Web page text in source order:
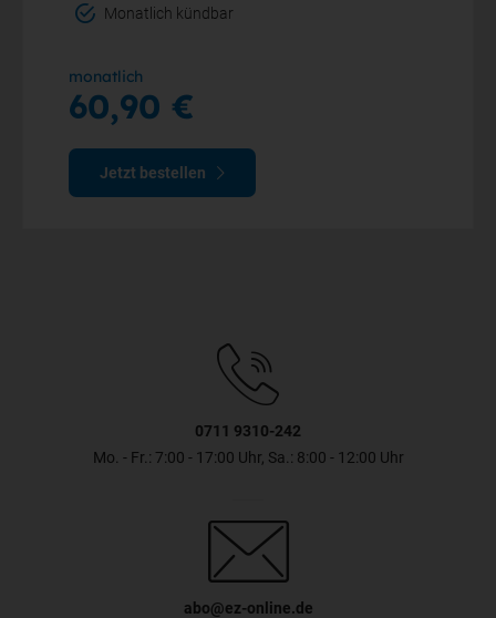
Monatlich kündbar
monatlich
60,90 €
Jetzt bestellen
0711 9310-242
Mo. - Fr.: 7:00 - 17:00 Uhr, Sa.: 8:00 - 12:00 Uhr
abo@ez-online.de